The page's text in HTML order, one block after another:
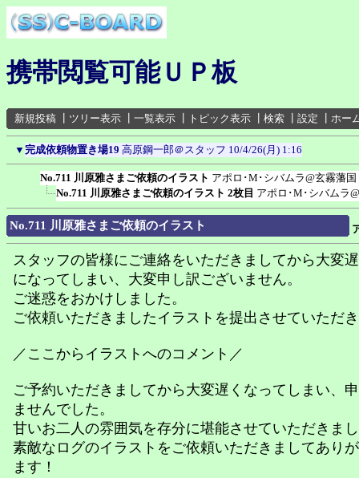
携帯閲覧可能ＵＰ板
新規投稿 ツリー表示 一覧表示 トピック表示 検索 設定 ホー
▼ 完成依頼物置き場19 高原鋼一郎＠スタッフ 10/4/26(月) 1:16
No.711 川原雅さまご依頼のイラスト アポロ･M･シバムラ@玄霧藩国
No.711 川原雅さまご依頼のイラスト 2枚目 アポロ･M･シバムラ
No.711 川原雅さまご依頼のイラスト
スタッフの皆様にご連絡をいただきましてから大変
になってしまい、大変申し訳ございません。
ご迷惑をおかけしました。
ご依頼いただきましたイラストを提出させていただ
／ここからイラストへのコメント／
ご予約いただきましてから大変遅くなってしまい、
ませんでした。
甘いお二人の雰囲気を存分に堪能させていただきま
素敵なログのイラストをご依頼いただきましてあり
ます！